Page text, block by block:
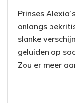
Prinses
onlangs
slanke
geluiden op
Zou er meer